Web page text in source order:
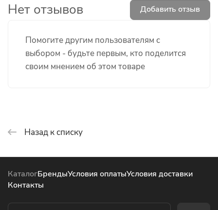
Помогите другим пользователям с
выбором - будьте первым, кто поделится
своим мнением об этом товаре
Нет отзывов Добавить отзыв
Назад к списку
КаталогБрендыУсловия оплатыУсловия доставки
Контакты